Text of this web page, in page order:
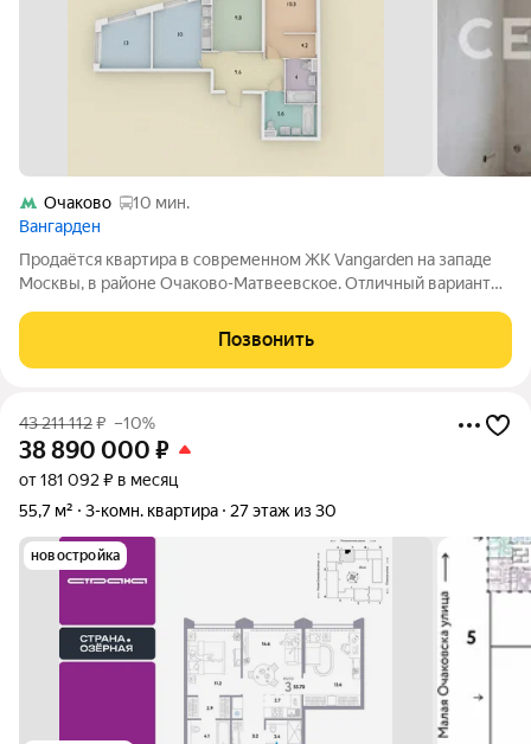
Очаково
10 мин.
Вангарден
Продаётся квартира в современном ЖК Vangarden на западе
Москвы, в районе Очаково-Матвеевское. Отличный вариант
комплексе рядом с метро, с качественной подготовкой под
ремонт и развитой
Позвонить
43 211 112₽ –10%
38 890 000 ₽
от 181 092 ₽ в месяц
55,7 м²
3-комн. квартира 27 этаж из 30
новостройка